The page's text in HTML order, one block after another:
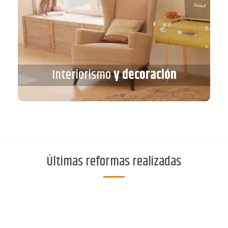
Interiorismoy decoración
Interiorismoy decoración
VER MÁS
Últimas reformas realizadas